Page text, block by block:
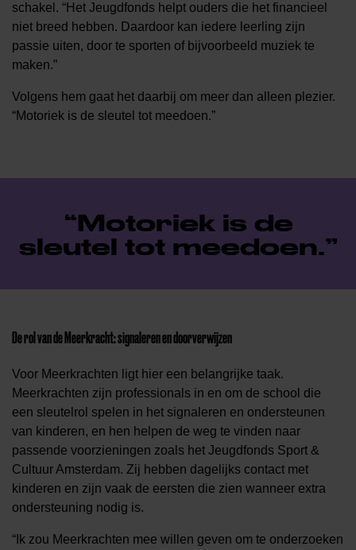
schakel. “Het Jeugdfonds helpt ouders die het financieel
niet breed hebben. Daardoor kan iedere leerling zijn
passie uiten, door te sporten of bijvoorbeeld muziek te
maken.”
Volgens hem gaat het daarbij om meer dan alleen plezier.
“Motoriek is de sleutel tot meedoen.”
Motoriek is de
sleutel tot meedoen.
De rol van de Meerkracht: signaleren en doorverwijzen
Voor Meerkrachten ligt hier een belangrijke taak.
Meerkrachten zijn professionals in en om de school die
een sleutelrol spelen in het signaleren en ondersteunen
van kinderen, en hen helpen de weg te vinden naar
passende voorzieningen zoals het Jeugdfonds Sport &
Cultuur Amsterdam. Zij hebben dagelijks contact met
kinderen en zijn vaak de eersten die zien wanneer extra
ondersteuning nodig is.
“Ik zou Meerkrachten mee willen geven om te onderzoeken